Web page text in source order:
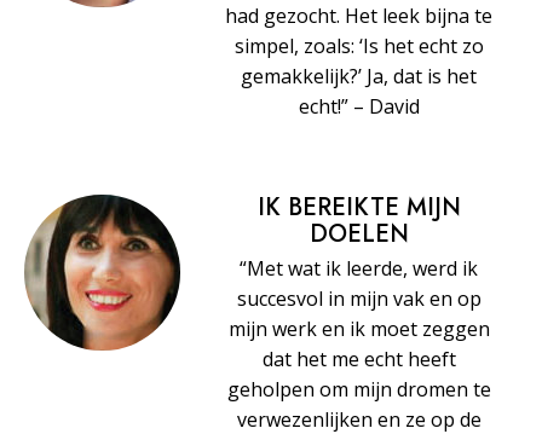
had gezocht. Het leek bijna te
simpel, zoals: ‘Is het echt zo
gemakkelijk?’ Ja, dat is het
echt!” – David
IK BEREIKTE MIJN
DOELEN
“Met wat ik leerde, werd ik
succesvol in mijn vak en op
mijn werk en ik moet zeggen
dat het me echt heeft
geholpen om mijn dromen te
verwezenlijken en ze op de